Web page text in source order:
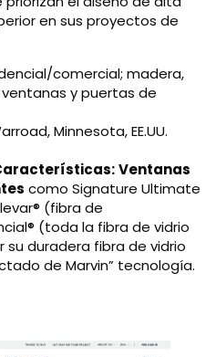
en sus proyectos de
comercial; madera,
ventanas y puertas de
Minnesota, EE.UU.
Ventanas
como Signature Ultimate
(fibra de
(toda la fibra de vidrio
su duradera fibra de vidrio
de Marvin” tecnología.